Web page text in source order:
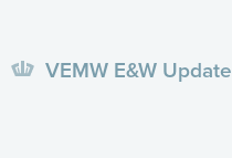
VEMW E&W Update